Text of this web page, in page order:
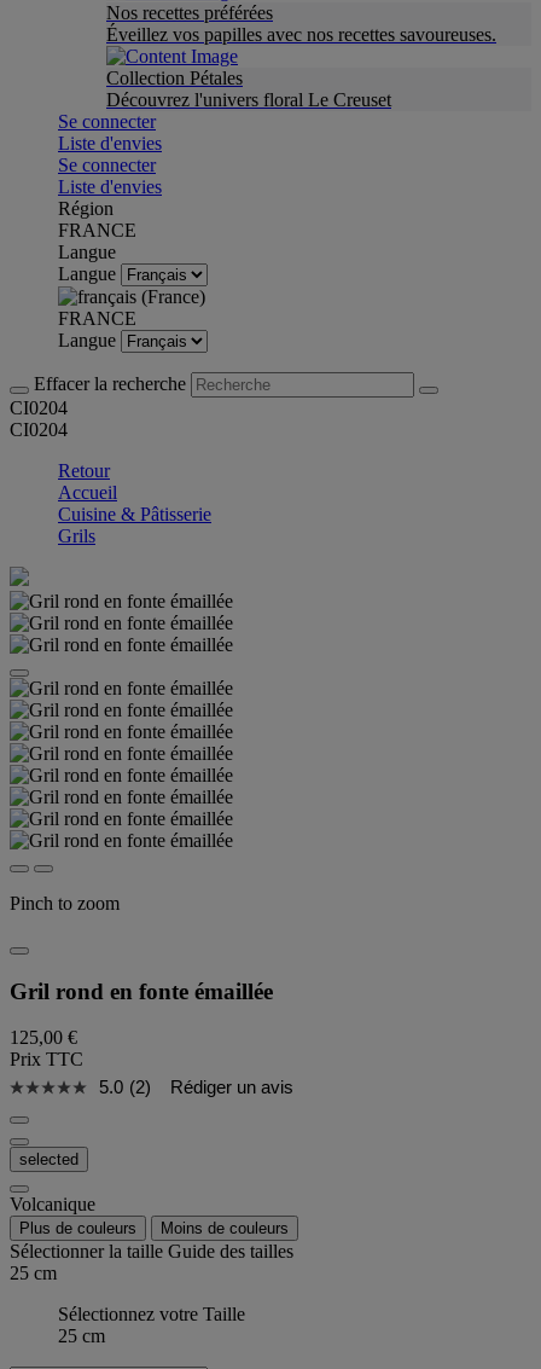
Nos recettes préférées
Éveillez vos papilles avec nos recettes savoureuses.
Collection Pétales
Découvrez l'univers floral Le Creuset
Se connecter
Liste d'envies
Se connecter
Liste d'envies
Région
FRANCE
Langue
Langue
FRANCE
Langue
Effacer la recherche
CI0204
CI0204
Retour
Accueil
Cuisine & Pâtisserie
Grils
Pinch to zoom
Gril rond en fonte émaillée
125,00 €
Prix TTC
5.0 (2) Rédiger un avis
selected
Volcanique
Plus de couleurs Moins de couleurs
Sélectionner la taille Guide des tailles
25 cm
Sélectionnez votre Taille
25 cm